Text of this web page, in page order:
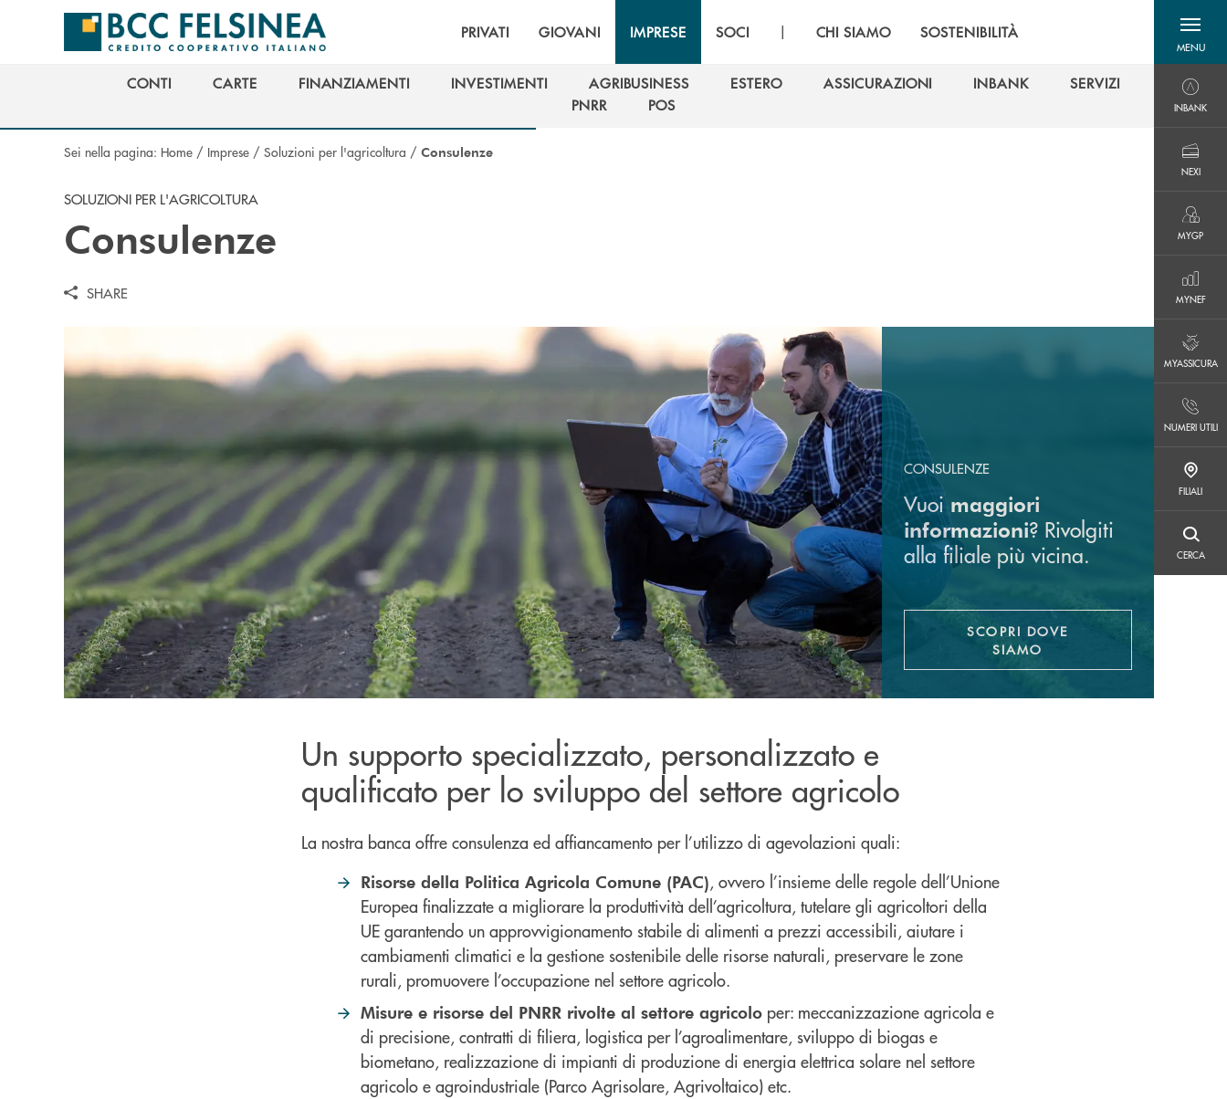
Salta al contenuto principale
PRIVATI GIOVANI IMPRESE SOCI | CHI SIAMO SOSTENIBILITÀ
MENU
menu
INBANK
INBANK
NEXI
MYGP
MYNEF
MYASSICURA
NUMERI UTILI
FILIALI
CERCA
CERCA
CONTI
CARTE
FINANZIAMENTI
INVESTIMENTI
AGRIBUSINESS
AGRIBUSINESS
ESTERO
ASSICURAZIONI
INBANK
SERVIZI
PNRR
POS
Sei nella pagina: Home / Imprese / Soluzioni per l'agricoltura / Consulenze
SOLUZIONI PER L'AGRICOLTURA
Consulenze
SHARE
CONSULENZE
Vuoi maggiori
informazioni?Rivolgiti
alla filiale più vicina.
SCOPRI DOVE
SIAMOAPRE UNA NUOVA
Un supporto specializzato, personalizzato e
qualificato per lo sviluppo del settore agricolo
La nostra banca offre consulenza ed affiancamento per l’utilizzo di agevolazioni quali:
Risorse della Politica Agricola Comune (PAC), ovvero l’insieme delle regole dell’Unione
Europea finalizzate a migliorare la produttività dell’agricoltura, tutelare gli agricoltori della
UE garantendo un approvvigionamento stabile di alimenti a prezzi accessibili, aiutare i
cambiamenti climatici e la gestione sostenibile delle risorse naturali, preservare le zone
rurali, promuovere l’occupazione nel settore agricolo.
Misure e risorse del PNRR rivolte al settore agricolo per: meccanizzazione agricola e
di precisione, contratti di filiera, logistica per l’agroalimentare, sviluppo di biogas e
biometano, realizzazione di impianti di produzione di energia elettrica solare nel settore
agricolo e agroindustriale (Parco Agrisolare, Agrivoltaico) etc.